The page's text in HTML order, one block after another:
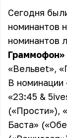
Сегодня
номинантов
номинантов
Граммофон»
«Вельвеt»,
В
«23:45 &
(«Прости»),
Баста»